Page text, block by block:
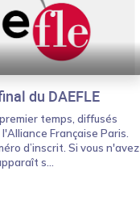
du DAEFLE
temps, diffusés
Française Paris.
d’inscrit. Si vous n'avez
s...